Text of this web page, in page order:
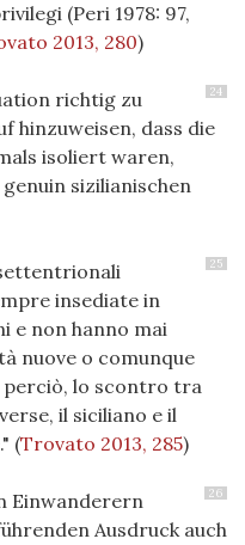
(Peri 1978: 97,
2013, 280)
24
richtig zu
hinzuweisen, dass die
isoliert waren,
sizilianischen
25
insediate in
e non hanno mai
nuove o comunque
perciò, lo scontro tra
il siciliano e il
(Trovato 2013, 285)
26
Einwanderern
Ausdruck auch